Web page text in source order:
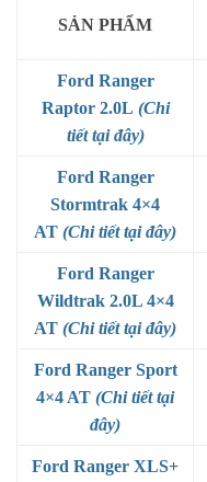
SẢN PHẨM
Ford Ranger
Raptor 2.0L (Chi
tiết tại đây)
Ford Ranger
Stormtrak 4×4
AT (Chi tiết tại đây)
Ford Ranger
Wildtrak 2.0L 4×4
AT (Chi tiết tại đây)
Ford Ranger Sport
4×4 AT (Chi tiết tại
đây)
Ford Ranger XLS+